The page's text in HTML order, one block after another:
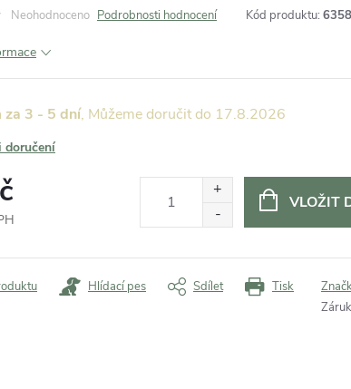
Neohodnoceno Podrobnosti hodnocení Kód produktu: 6358
za 3 - 5 dní 17.8.2026
doručení
VLOŽIT
Tisk
Hlídací pes Sdílet